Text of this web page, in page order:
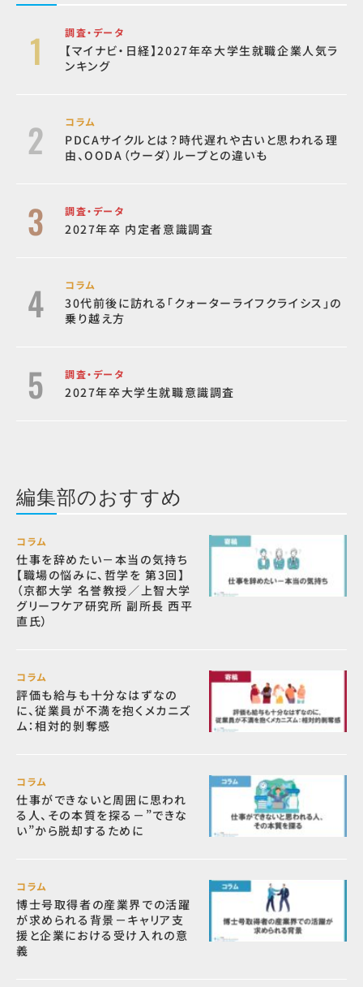
調査・データ
【マイナビ・日経】2027年卒大学生就職企業人気ラ
ンキング
コラム
PDCAサイクルとは？時代遅れや古いと思われる理
由、OODA（ウーダ）ループとの違いも
調査・データ
2027年卒 内定者意識調査
コラム
30代前後に訪れる「クォーターライフクライシス」の
乗り越え方
調査・データ
2027年卒大学生就職意識調査
編集部のおすすめ
コラム
仕事を辞めたい－本当の気持ち
【職場の悩みに、哲学を 第3回】
（京都大学 名誉教授／上智大学
グリーフケア研究所 副所長 西平
直氏）
コラム
評価も給与も十分なはずなの
に、従業員が不満を抱くメカニズ
ム：相対的剝奪感
コラム
仕事ができないと周囲に思われ
る人、その本質を探る－”できな
い”から脱却するために
コラム
博士号取得者の産業界での活躍
が求められる背景－キャリア支
援と企業における受け入れの意
義